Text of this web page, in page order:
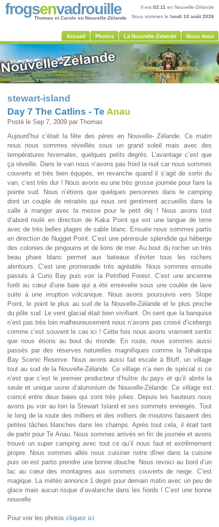
frogsenvadrouille
Thomas et Carole en Nouvelle-Zélande
Il est 02:11 en Nouvelle-Zélande
Nous sommes le lundi 10 août 2026
Accueil Photos La Nouvelle-Zelande Nous deux
stewart-island
Day 7 The Catlins - Te Anau
Posté le Sep 7, 2009 par Thomas
Aujourd’hui c’était la fête des pères en Nouvelle- Zélande. Ce matin
nous nous sommes réveillés sous un grand soleil mais avec des
températures hivernales, quelques petits degrés. L’avantage c’est que
ça réveille. Dans le van nous n’avons pas froid la nuit car nous sommes
couverts et très bien équipés, en revanche quand il s’agit de sortir du
van, c’est très dur ! Nous avons eu une très grosse journée pour faire la
pointe sud. Nous n’étions que quelques personnes dans le camping
dont un couple de retraités qui nous ont gentiment accueillis dans la
salle à manger avec la messe pour le petit déj ! Nous avons tout
d’abord roulé en direction de Kaka Point qui est une langue de terre
avec de très belles plages de sable blanc. Ensuite nous sommes partis
en direction de Nugget Point. C’est une péninsule splendide qui héberge
des colonies de pingouins et de lions de mer. Au bout du rocher un très
beau phare blanc permet aux bateaux d’éviter tous les rochers
alentours. C’est une promenade très agréable. Nous sommes ensuite
passés à Curio Bay puis voir la Petrified Forest. C’est une ancienne
forêt au cœur d’une baie qui a été ensevelie sous une coulée de lave
suite à une irruption volcanique. Nous avons poursuivis vers Slope
Point, le point le plus au sud de la Nouvelle-Zélande et le plus proche
du pôle sud. Le vent glacial était bien vivifiant. On sent que la banquise
n’est pas très loin malheureusement nous n’avons pas croisé d’icebergs
comme c‘est souvent le cas ici ! Cette fois nous avons vraiment sentis
que nous étions au bout du monde. En route, nous sommes aussi
passés par des réserves naturelles magnifiques comme la Tahakopa
Bay Scenic Reserve. Nous avons aussi fait escale à Bluff, un village
tout au sud de la Nouvelle-Zélande. Ce village n’a rien de spécial si ce
n’est que c’est le premier producteur d’huître du pays et qu’il abrite la
seule et unique usine d’aluminium de Nouvelle-Zélande. Ce village est
coincé entre deux baies qui sont très jolies. Depuis les hauteurs nous
avons pu voir au loin la Stewart Island et ses sommets enneigés. Tout
le long de la route des milliers et des milliers de moutons faisaient des
petites tâches blanches dans les champs. Après tout cela, il était tant
de partir pour Te Anau. Nous sommes arrivés en fin de journée et avons
trouvé un super camping avec tout ce qu’il nous faut et extrêmement
propre. Nous sommes allés nous cuisiner notre dîner dans la cuisine
puis on est partis prendre une bonne douche. Nous revoici au bord d’un
lac au cœur des montagnes aux sommets couverts de neige. C’est
magique. La météo annonce 1 degré pour demain matin avec un peu de
glace mais aucun risque d’avalanche dans les fiords ! C’est une bonne
nouvelle.
Pour voir les photos cliquez ici